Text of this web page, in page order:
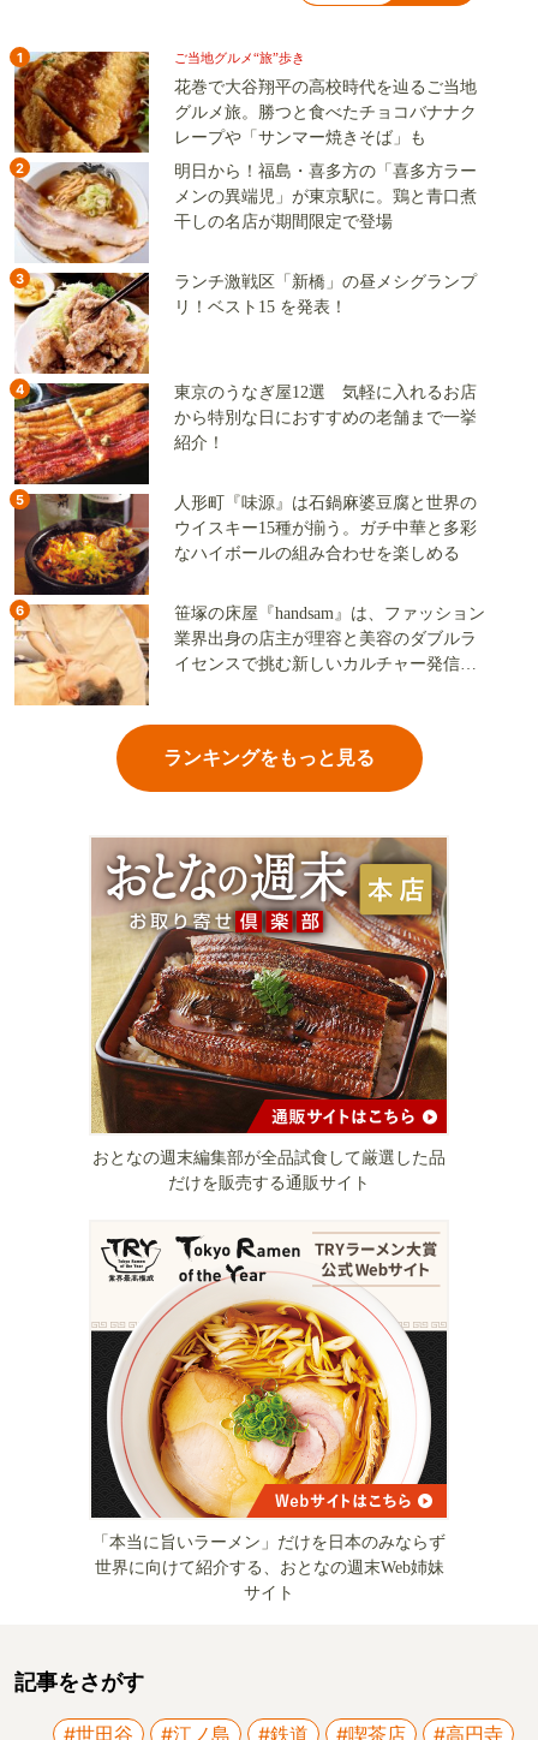
1 ご当地グルメ“旅”歩き
花巻で大谷翔平の高校時代を辿るご当地
グルメ旅。勝つと食べたチョコバナナク
レープや「サンマー焼きそば」も
2
明日から！福島・喜多方の「喜多方ラー
メンの異端児」が東京駅に。鶏と青口煮
干しの名店が期間限定で登場
3
ランチ激戦区「新橋」の昼メシグランプ
リ！ベスト15 を発表！
4
東京のうなぎ屋12選 気軽に入れるお店
から特別な日におすすめの老舗まで一挙
紹介！
5
人形町『味源』は石鍋麻婆豆腐と世界の
ウイスキー15種が揃う。ガチ中華と多彩
なハイボールの組み合わせを楽しめる
6
笹塚の床屋『handsam』は、ファッション
業界出身の店主が理容と美容のダブルラ
イセンスで挑む新しいカルチャー発信基
ランキングをもっと見る
おとなの週末編集部が全品試食して厳選した品
だけを販売する通販サイト
「本当に旨いラーメン」だけを日本のみならず
世界に向けて紹介する、おとなの週末Web姉妹
サイト
記事をさがす
#世田谷 #江ノ島 #鉄道 #喫茶店 #高円寺